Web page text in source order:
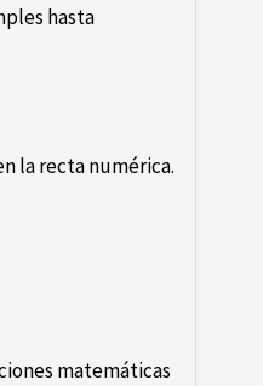
hasta
la recta numérica.
matemáticas